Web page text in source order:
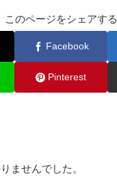
このページをシェアする
Facebook
Pinterest
ませんでした。